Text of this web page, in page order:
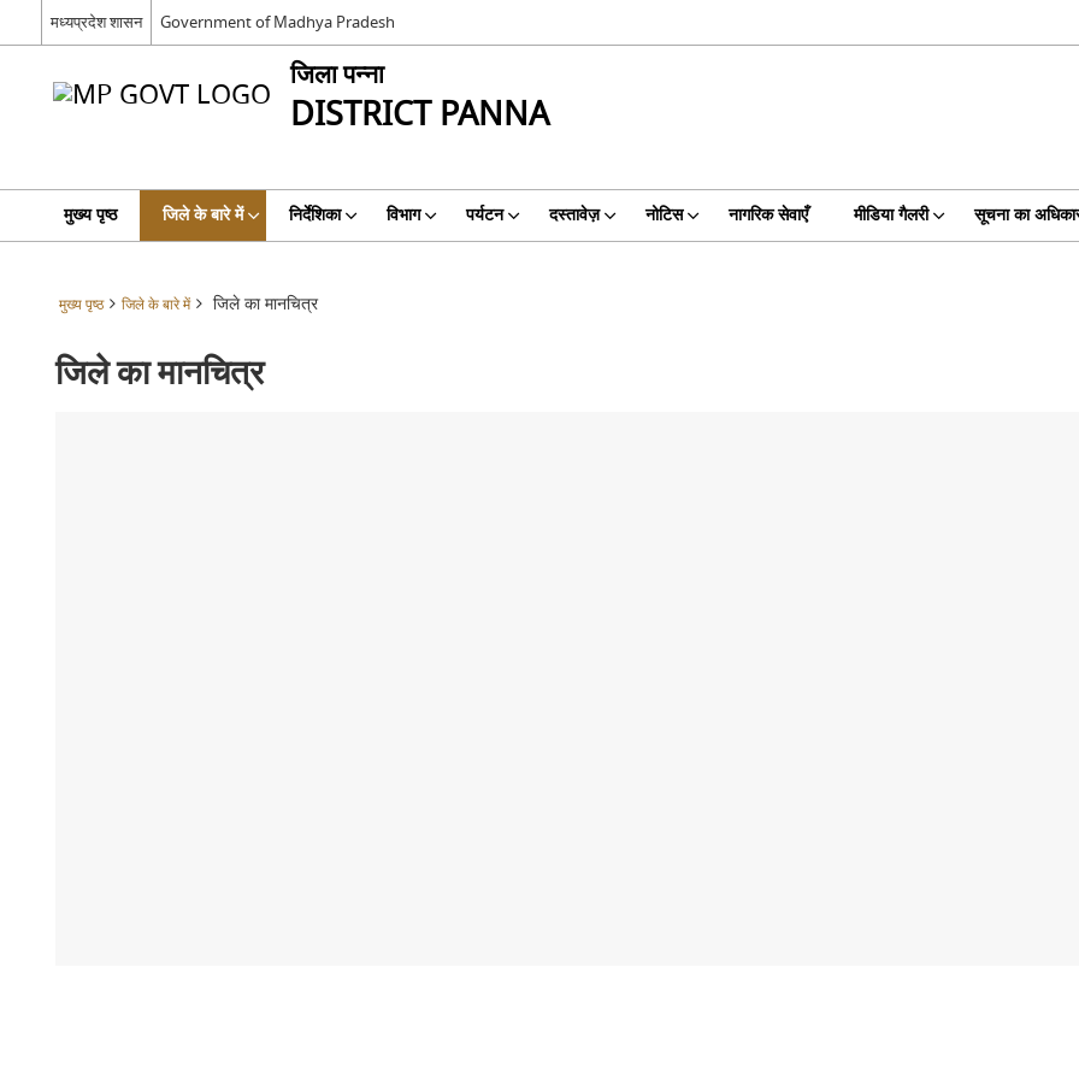
मध्यप्रदेश शासन Government of Madhya Pradesh
जिला पन्ना
DISTRICT PANNA
मुख्य पृष्ठ जिले के बारे में निर्देशिका विभाग पर्यटन दस्तावेज़ नोटिस नागरिक सेवाएँ मीडिया गैलरी सूचना का
मुख्य पृष्ठ जिले के बारे में जिले का मानचित्र
जिले का मानचित्र